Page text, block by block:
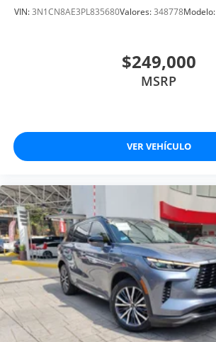
VIN:3N1CN8AE3PL835680Valores:348778Modelo:
$249,000
MSRP
VER VEHÍCULO